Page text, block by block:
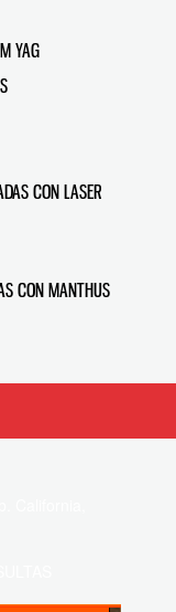
YAG
CON LASER
CON MANTHUS